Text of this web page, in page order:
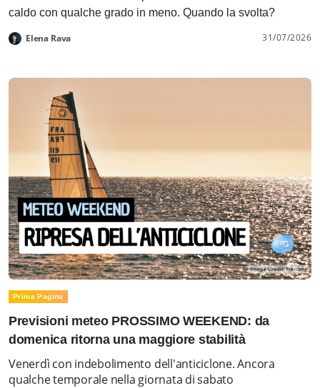
caldo con qualche grado in meno. Quando la svolta?
Elena Rava 31/07/2026
Prima Pagina
Previsioni meteo PROSSIMO WEEKEND: da
domenica ritorna una maggiore stabilità
Venerdì con indebolimento dell'anticiclone. Ancora
qualche temporale nella giornata di sabato